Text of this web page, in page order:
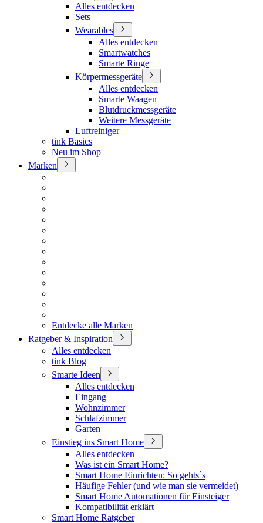
Alles entdecken
Sets
Wearables
Alles entdecken
Smartwatches
Smarte Ringe
Körpermessgeräte
Alles entdecken
Smarte Waagen
Blutdruckmessgeräte
Weitere Messgeräte
Luftreiniger
tink Basics
Neu im Shop
Marken
Entdecke alle Marken
Ratgeber & Inspiration
Alles entdecken
tink Blog
Smarte Ideen
Alles entdecken
Eingang
Wohnzimmer
Schlafzimmer
Garten
Einstieg ins Smart Home
Alles entdecken
Was ist ein Smart Home?
Smart Home Einrichten: So gehts`s
Häufige Fehler (und wie man sie vermeidet)
Smart Home Automationen für Einsteiger
Kompatibilität erklärt
Smart Home Ratgeber